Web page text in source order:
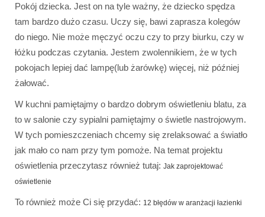
Pokój dziecka. Jest on na tyle ważny, że dziecko spędza
tam bardzo dużo czasu. Uczy się, bawi zaprasza kolegów
do niego. Nie może męczyć oczu czy to przy biurku, czy w
łóżku podczas czytania. Jestem zwolennikiem, że w tych
pokojach lepiej dać lampę(lub żarówkę) więcej, niż później
żałować.
W kuchni pamiętajmy o bardzo dobrym oświetleniu blatu, za
to w salonie czy sypialni pamiętajmy o świetle nastrojowym.
W tych pomieszczeniach chcemy się zrelaksować a światło
jak mało co nam przy tym pomoże. Na temat projektu
oświetlenia przeczytasz również tutaj: Jak zaprojektować
oświetlenie
To również może Ci się przydać: 12 błędów w aranżacji łazienki